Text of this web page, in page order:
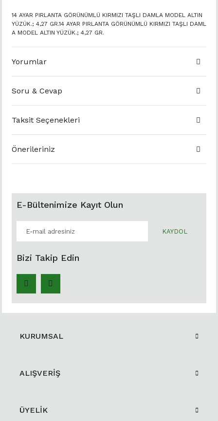
14 AYAR PIRLANTA GÖRÜNÜMLÜ KIRMIZI TAŞLI DAMLA MODEL ALTIN
YÜZÜK.; 4,27 GR.14 AYAR PIRLANTA GÖRÜNÜMLÜ KIRMIZI TAŞLI DAML
A MODEL ALTIN YÜZÜK.; 4,27 GR.
Yorumlar
Soru & Cevap
Taksit Seçenekleri
Önerileriniz
E-Bültenimize Kayıt Olun
KAYDOL
Bizi Takip Edin
KURUMSAL
ALIŞVERİŞ
ÜYELİK